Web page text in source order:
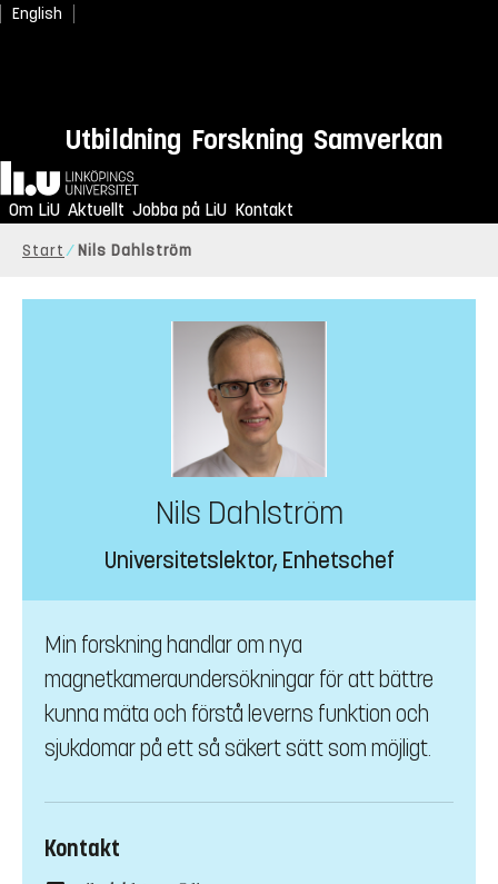
English
Utbildning Forskning Samverkan
Hem
Om LiU Aktuellt Jobba på LiU Kontakt
Start Nils Dahlström
Nils Dahlström
Universitetslektor, Enhetschef
Min forskning handlar om nya
magnetkameraundersökningar för att bättre
kunna mäta och förstå leverns funktion och
sjukdomar på ett så säkert sätt som möjligt.
Kontakt